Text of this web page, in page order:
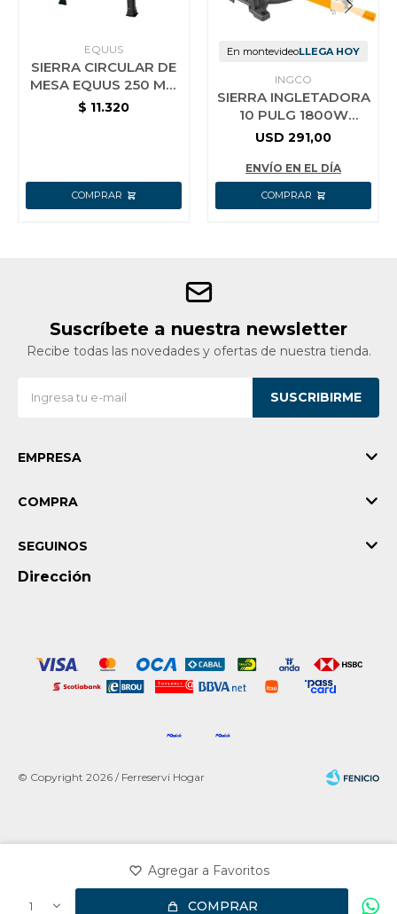
1 COMPRAR
EQUUS
SIERRA CIRCULAR DE
MESA EQUUS 250 MM
10” 2000W
$ 11.320
En montevideoLLEGA HOY
INGCO
SIERRA INGLETADORA
10 PULG 1800W
DESLIZANTE INGCO
USD 291,00
ENVÍO EN EL DÍA
Suscríbete a nuestra newsletter
Recibe todas las novedades y ofertas de nuestra tienda.
SUSCRIBIRME
EMPRESA
COMPRA
Dirección
SEGUINOS
© Copyright 2026 / Ferreservi Hogar
Fenicio